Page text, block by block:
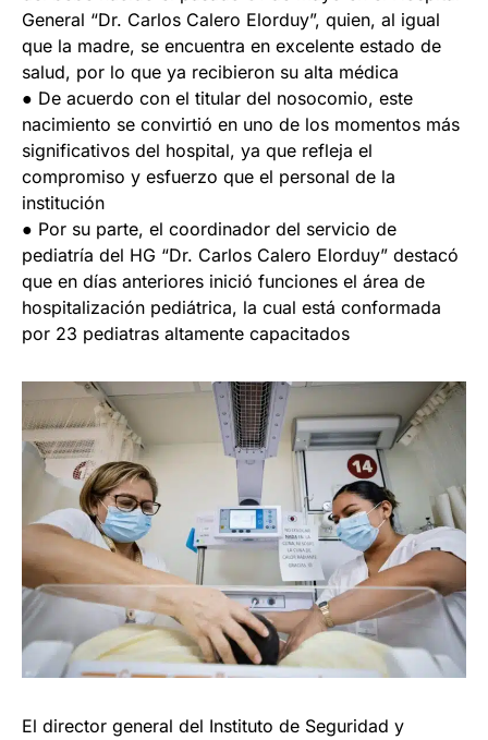
General “Dr. Carlos Calero Elorduy”, quien, al igual
que la madre, se encuentra en excelente estado de
salud, por lo que ya recibieron su alta médica
● De acuerdo con el titular del nosocomio, este
nacimiento se convirtió en uno de los momentos más
significativos del hospital, ya que refleja el
compromiso y esfuerzo que el personal de la
institución
● Por su parte, el coordinador del servicio de
pediatría del HG “Dr. Carlos Calero Elorduy” destacó
que en días anteriores inició funciones el área de
hospitalización pediátrica, la cual está conformada
por 23 pediatras altamente capacitados
El director general del Instituto de Seguridad y